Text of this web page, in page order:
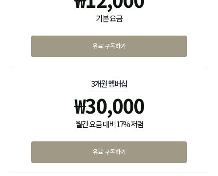
기본 요금
유료 구독하기
3개월 멤버십
₩30,000
월간 요금 대비 17% 저렴
유료 구독하기